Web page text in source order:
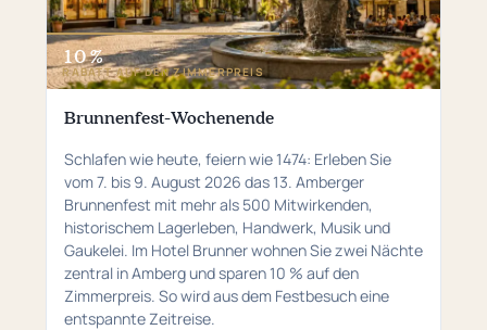
10 %
RABATT AUF DEN ZIMMERPREIS
Brunnenfest-Wochenende
Schlafen wie heute, feiern wie 1474: Erleben Sie
vom 7. bis 9. August 2026 das 13. Amberger
Brunnenfest mit mehr als 500 Mitwirkenden,
historischem Lagerleben, Handwerk, Musik und
Gaukelei. Im Hotel Brunner wohnen Sie zwei Nächte
zentral in Amberg und sparen 10 % auf den
Zimmerpreis. So wird aus dem Festbesuch eine
entspannte Zeitreise.